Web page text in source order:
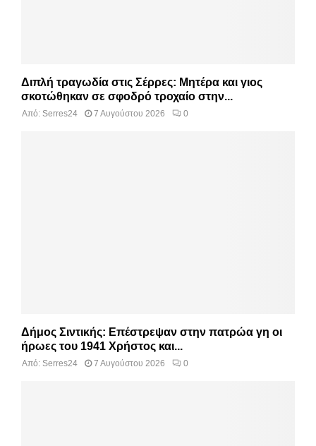
Διπλή τραγωδία στις Σέρρες: Μητέρα και γιος
σκοτώθηκαν σε σφοδρό τροχαίο στην...
Από: Serres24 7 Αυγούστου 2026 0
Δήμος Σιντικής: Επέστρεψαν στην πατρώα γη οι
ήρωες του 1941 Χρήστος και...
Από: Serres24 7 Αυγούστου 2026 0